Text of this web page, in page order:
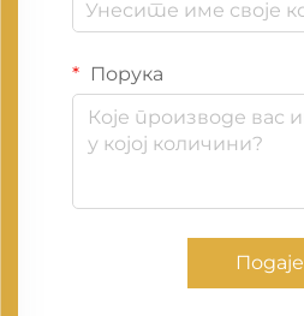
Порука
Подаје